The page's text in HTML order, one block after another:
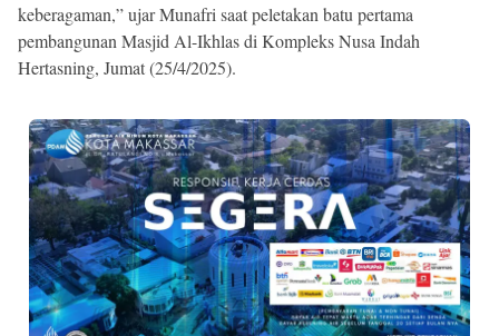
keberagaman,” ujar Munafri saat peletakan batu pertama
pembangunan Masjid Al-Ikhlas di Kompleks Nusa Indah
Hertasning, Jumat (25/4/2025).